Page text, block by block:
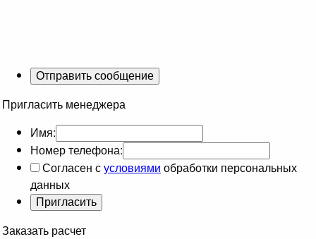
Пригласить менеджера
Имя:
Номер телефона:
Согласен сусловиями обработки персональных
данных
Заказать расчет